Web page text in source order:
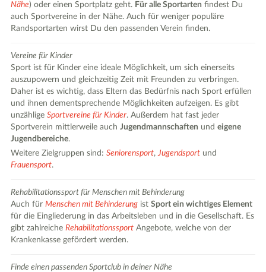
Leaflet| tiles generated by protomaps Protomaps
OpenStreetMap
Nähe) oder einen Sportplatz geht. Für alle Sportarten findest Du
auch Sportvereine in der Nähe. Auch für weniger populäre
Randsportarten wirst Du den passenden Verein finden.
Vereine für Kinder
Sport ist für Kinder eine ideale Möglichkeit, um sich einerseits
auszupowern und gleichzeitig Zeit mit Freunden zu verbringen.
Daher ist es wichtig, dass Eltern das Bedürfnis nach Sport erfüllen
und ihnen dementsprechende Möglichkeiten aufzeigen. Es gibt
unzähligeSportvereine für Kinder. Außerdem hat fast jeder
Sportverein mittlerweile auchJugendmannschaften undeigene
Jugendbereiche.
Weitere Zielgruppen sind:Seniorensport, Jugendsport und
Frauensport.
Rehabilitationssport für Menschen mit Behinderung
Auch fürMenschen mit Behinderung istSport ein wichtiges Element
für die Eingliederung in das Arbeitsleben und in die Gesellschaft. Es
gibt zahlreicheRehabilitationssport Angebote, welche von der
Krankenkasse gefördert werden.
Finde einen passenden Sportclub in deiner Nähe